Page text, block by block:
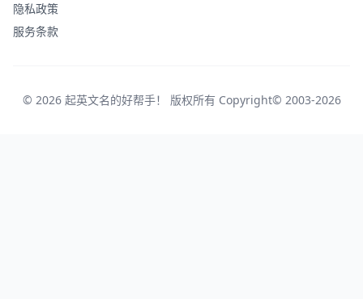
隐私政策
服务条款
© 2026 起英文名的好帮手！ 版权所有 Copyright© 2003-2026